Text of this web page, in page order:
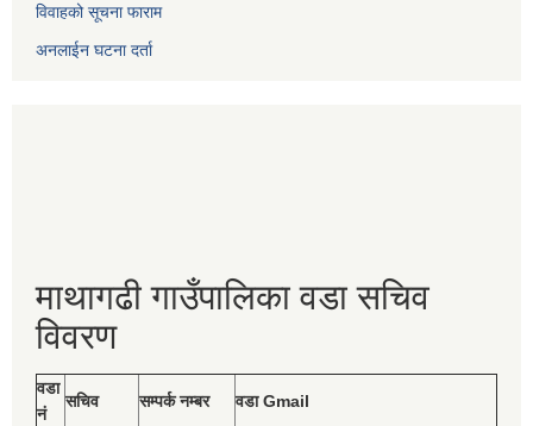
विवाहको सूचना फाराम
अनलाईन घटना दर्ता
माथागढी गाउँपालिका वडा सचिव
विवरण
वडा
नं
सचिव सम्पर्क नम्बर वडा Gmail